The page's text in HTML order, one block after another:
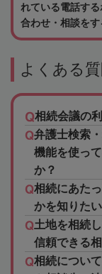
れている電話す
合わせ・相談をす
よくある質
相続会議の
弁護士検索
機能を使っ
か？
相続にあた
かを知りたい
土地を相続
信頼できる
相続につい